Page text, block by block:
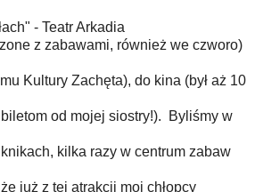
- Teatr Arkadia
z zabawami, również we czworo)
Kultury Zachęta), do kina (był aż 10
od mojej siostry!). Byliśmy w
kilka razy w centrum zabaw
już z tej atrakcji moi chłopcy